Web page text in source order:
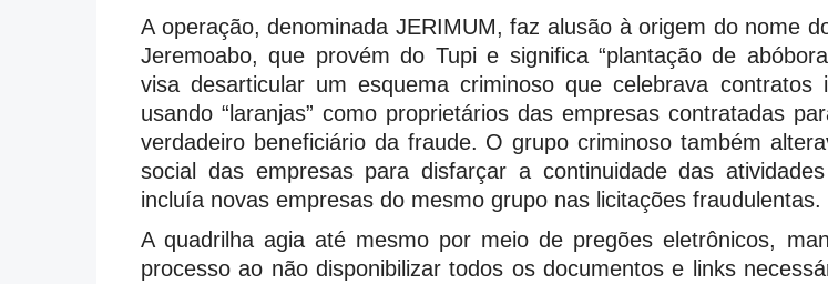
A operação, denominada JERIMUM, faz alusão à origem do nome
Jeremoabo, que provém do Tupi e significa “plantação de
visa desarticular um esquema criminoso que celebrava contratos
usando “laranjas” como proprietários das empresas contratadas
verdadeiro beneficiário da fraude. O grupo criminoso também
social das empresas para disfarçar a continuidade das
incluía novas empresas do mesmo grupo nas licitações fraudulentas.
A quadrilha agia até mesmo por meio de pregões eletrônicos,
processo ao não disponibilizar todos os documentos e links